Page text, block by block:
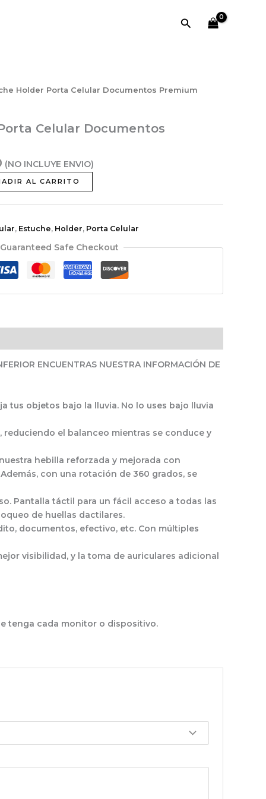
Buscar
Holder Porta Celular Documentos Premium
Celular Documentos
El
es:
(NO INCLUYE ENVIO)
AL CARRITO
, Estuche, Holder, Porta Celular
Guaranteed Safe Checkout
ENCUENTRAS NUESTRA INFORMACIÓN DE
tus objetos bajo la lluvia. No lo uses bajo lluvia
el balanceo mientras se conduce y
hebilla reforzada y mejorada con
con una rotación de 360 grados, se
Pantalla táctil para un fácil acceso a todas las
de huellas dactilares.
documentos, efectivo, etc. Con múltiples
visibilidad, y la toma de auriculares adicional
tenga cada monitor o dispositivo.